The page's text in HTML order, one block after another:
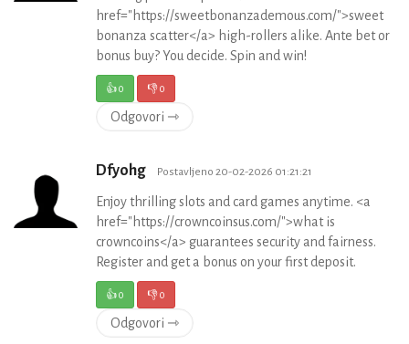
href="https://sweetbonanzademous.com/">sweet
bonanza scatter</a> high-rollers alike. Ante bet or
bonus buy? You decide. Spin and win!
👍0 👎0
Odgovori ⇾
Dfyohg Postavljeno 20-02-2026 01:21:21
Enjoy thrilling slots and card games anytime. <a
href="https://crowncoinsus.com/">what is
crowncoins</a> guarantees security and fairness.
Register and get a bonus on your first deposit.
👍0 👎0
Odgovori ⇾